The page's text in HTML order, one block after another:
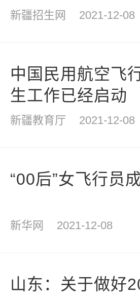
新疆招生网 2021-12-08
中国民用航空飞
生工作已经启动
新疆教育厅 2021-12-08
“00后”女飞行员
新华网 2021-12-08
山东：关于做好